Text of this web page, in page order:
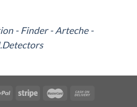
- Finder - Arteche -